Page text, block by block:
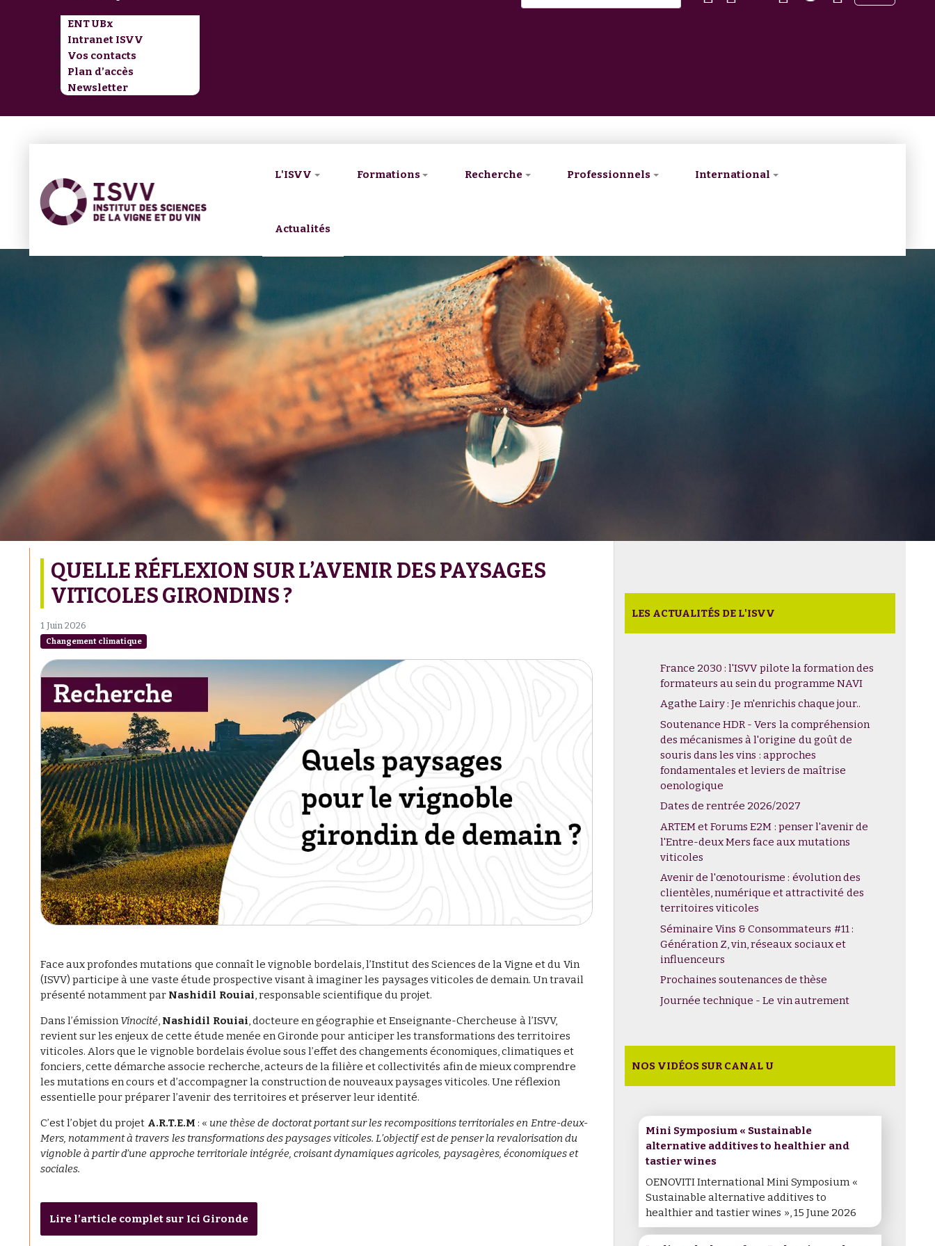
ENT UBx
Intranet ISVV
Vos contacts
Plan d’accès
Newsletter
L'ISVV Formations Recherche Professionnels International
Actualités
QUELLE RÉFLEXION SUR L’AVENIR DES PAYSAGES
VITICOLES GIRONDINS ?
1 Juin 2026
Changement climatique
Face aux profondes mutations que connaît le vignoble bordelais, l’Institut des Sciences de la Vigne et du Vin
(ISVV) participe à une vaste étude prospective visant à imaginer les paysages viticoles de demain. Un travail
présenté notamment par Nashidil Rouiai, responsable scientifique du projet.
Dans l’émissionVinocité, Nashidil Rouiai, docteure en géographie et Enseignante-Chercheuse à l’ISVV,
revient sur les enjeux de cette étude menée en Gironde pour anticiper les transformations des territoires
viticoles. Alors que le vignoble bordelais évolue sous l’effet des changements économiques, climatiques et
fonciers, cette démarche associe recherche, acteurs de la filière et collectivités afin de mieux comprendre
les mutations en cours et d’accompagner la construction de nouveaux paysages viticoles. Une réflexion
essentielle pour préparer l’avenir des territoires et préserver leur identité.
C’est l’objet du projet A.R.T.E.M : «une thèse de doctorat portant sur les recompositions territoriales en Entre-deux-
Mers, notamment à travers les transformations des paysages viticoles. L’objectif est de penser la revalorisation du
vignoble à partir d’une approche territoriale intégrée, croisant dynamiques agricoles, paysagères, économiques et
sociales.
Lire l’article complet sur Ici Gironde
LES ACTUALITÉS DE L'ISVV
France 2030 : l'ISVV pilote la formation des
formateurs au sein du programme NAVI
Agathe Lairy : Je m'enrichis chaque jour..
Soutenance HDR - Vers la compréhension
des mécanismes à l'origine du goût de
souris dans les vins : approches
fondamentales et leviers de maîtrise
oenologique
Dates de rentrée 2026/2027
ARTEM et Forums E2M : penser l'avenir de
l'Entre-deux Mers face aux mutations
viticoles
Avenir de l'œnotourisme : évolution des
clientèles, numérique et attractivité des
territoires viticoles
Séminaire Vins & Consommateurs #11 :
Génération Z, vin, réseaux sociaux et
influenceurs
Prochaines soutenances de thèse
Journée technique - Le vin autrement
NOS VIDÉOS SUR CANAL U
Mini Symposium « Sustainable
alternative additives to healthier and
tastier wines
OENOVITI International Mini Symposium «
Sustainable alternative additives to
healthier and tastier wines », 15 June 2026